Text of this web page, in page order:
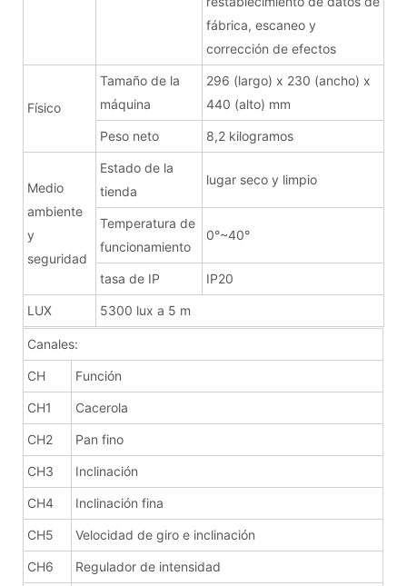
fábrica, escaneo y
corrección de efectos
Físico
Tamaño de la
máquina
296 (largo) x 230 (ancho) x
440 (alto) mm
Peso neto 8,2 kilogramos
Medio
ambiente
y
seguridad
Estado de la
tienda
lugar seco y limpio
Temperatura de
funcionamiento
0°~40°
tasa de IP IP20
LUX 5300 lux a 5 m
Canales:
CH Función
CH1 Cacerola
CH2 Pan fino
CH3 Inclinación
CH4 Inclinación fina
CH5 Velocidad de giro e inclinación
CH6 Regulador de intensidad